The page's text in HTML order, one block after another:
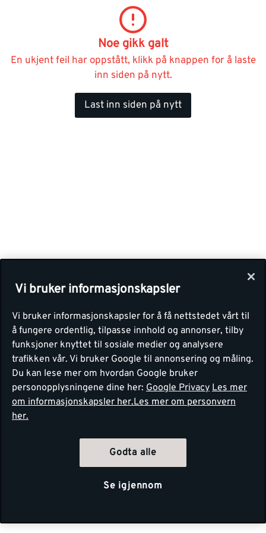
Noe gikk galt
En ukjent feil har oppstått, klikk på knappen for å laste
inn siden på nytt.
Last inn siden på nytt
Vi bruker informasjonskapsler
Vi bruker informasjonskapsler for å få nettstedet vårt til
å fungere ordentlig, tilpasse innhold og annonser, tilby
funksjoner knyttet til sosiale medier og analysere
trafikken vår. Vi bruker Google til annonsering og måling.
Du kan lese mer om hvordan Google bruker
personopplysningene dine her: Google Privacy Les mer
om informasjonskapsler her.Les mer om personvern
her.
Godta alle
Se igjennom